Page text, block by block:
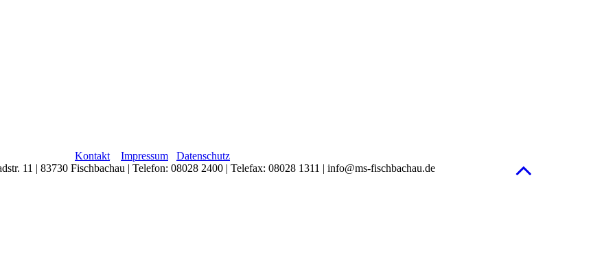
Kontakt Impressum
Datenschutz
11 | 83730 Fischbachau | Telefon: 08028 2400 | Telefax: 08028 1311 | info@ms-fischbachau.de